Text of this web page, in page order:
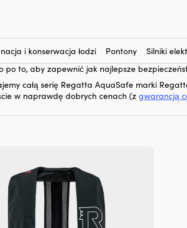
25 000
i konserwacja łodzi Pontony Silniki
. Te automatycznie
dla bezpiecznego, jak i wygodnego czasu na
noszącego w razie potrzeby. Modele Regatta
swobody ruchu, a wykonane są z trwałych
po to, aby zapewnić jak najlepsze
całą serię Regatta AquaSafe marki
w naprawdę dobrych cenach (z gwarancją